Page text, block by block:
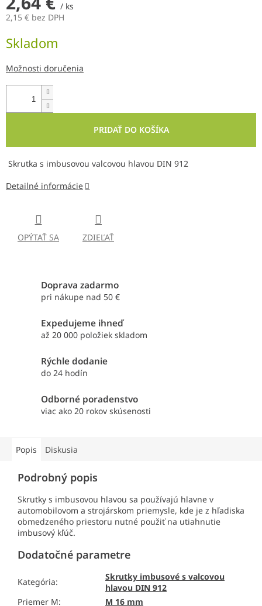
/ ks
2,15 € bez DPH
cena:
Skladom
Možnosti doručenia
PRIDAŤ DO KOŠÍKA
Skrutka s imbusovou valcovou hlavou DIN 912
Detailné informácie
OPÝTAŤ SA ZDIEĽAŤ
Doprava zadarmo
pri nákupe nad 50 €
Expedujeme ihneď
až 20 000 položiek skladom
Rýchle dodanie
do 24 hodín
Odborné poradenstvo
viac ako 20 rokov skúsenosti
Popis Diskusia
Podrobný popis
Skrutky s imbusovou hlavou sa používajú hlavne v
automobilovom a strojárskom priemysle, kde je z hľadiska
obmedzeného priestoru nutné použiť na utiahnutie
imbusový kľúč.
Dodatočné parametre
Kategória:
Skrutky imbusové s valcovou
hlavou DIN 912
Priemer M:
M 16 mm